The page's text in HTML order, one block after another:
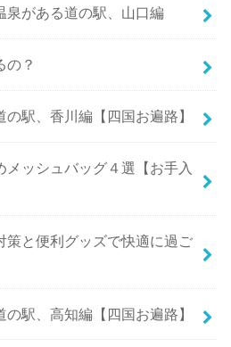
泉がある道の駅、山口編
の？
の駅、香川編【四国お遍路】
ッシュバッグ４選【お手入
策と便利グッズで快適に過ご
の駅、高知編【四国お遍路】